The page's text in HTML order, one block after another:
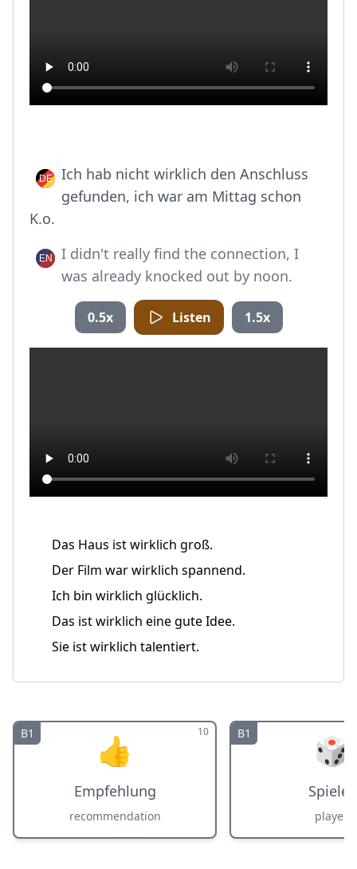
Ich hab nicht wirklich den Anschluss
gefunden, ich war am Mittag schon
K.o.
I didn't really find the connection, I
was already knocked out by noon.
0.5x Listen 1.5x
Das Haus ist wirklich groß.
Der Film war wirklich spannend.
Ich bin wirklich glücklich.
Das ist wirklich eine gute Idee.
Sie ist wirklich talentiert.
B1 10
👍
Empfehlung
recommendation
B1 🎲
Spieler
player